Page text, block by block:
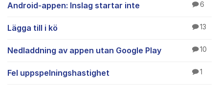
Android-appen: Inslag startar inte 6
Lägga till i kö 13
Nedladdning av appen utan Google Play 10
Fel uppspelningshastighet 1